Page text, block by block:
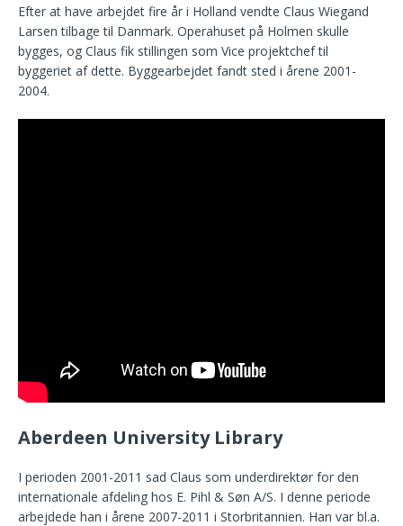
Efter at have arbejdet fire år i Holland vendte Claus Wiegand
Larsen tilbage til Danmark. Operahuset på Holmen skulle
bygges, og Claus fik stillingen som Vice projektchef til
byggeriet af dette. Byggearbejdet fandt sted i årene 2001-
2004.
Aberdeen University Library
I perioden 2001-2011 sad Claus som underdirektør for den
internationale afdeling hos E. Pihl & Søn A/S. I denne periode
arbejdede han i årene 2007-2011 i Storbritannien. Han var bl.a.